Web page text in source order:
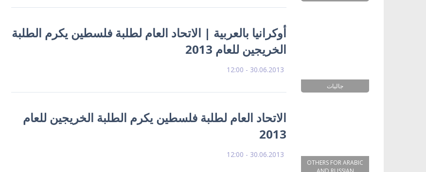
جاليات
أوكرانيا بالعربية | الاتحاد العام لطلبة فلسطين يكرم الطلبة
الخريجين للعام 2013
30.06.2013 - 12:00
OTHERS FOR ARABIC
الاتحاد العام لطلبة فلسطين يكرم الطلبة الخريجين للعام
2013
30.06.2013 - 12:00